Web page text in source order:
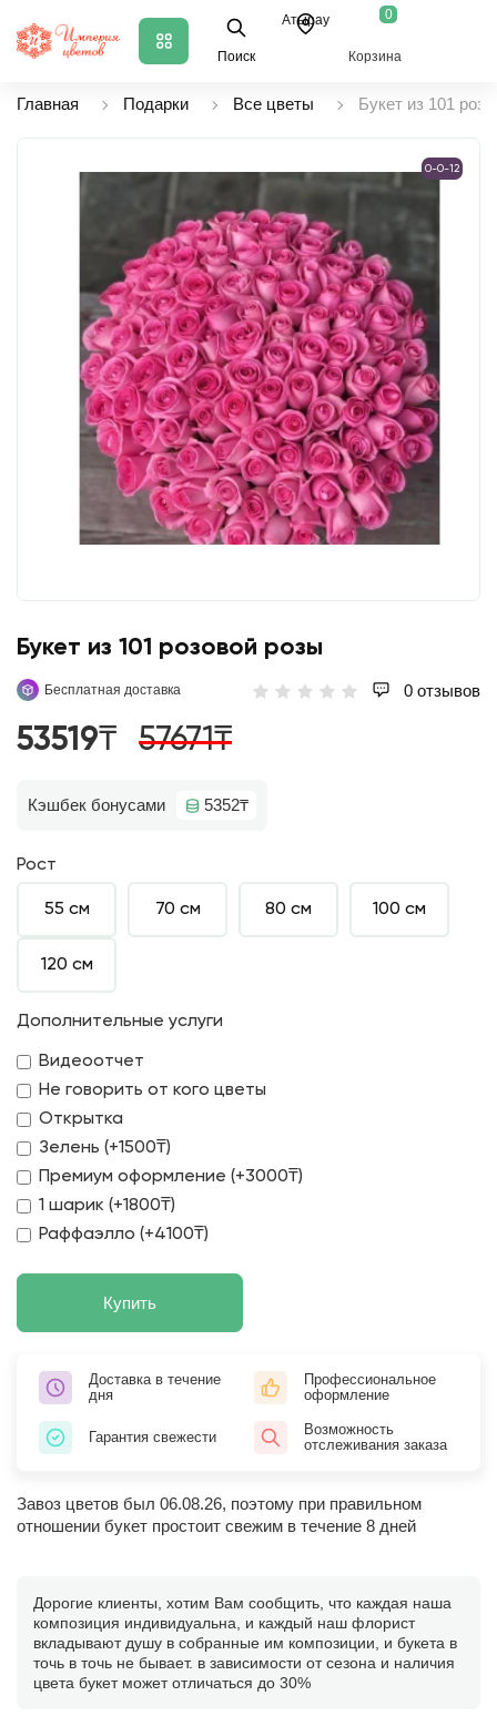
Поиск
Атырау 0
Корзина
Главная Подарки Все цветы Букет из 101
0-0-12
Букет из 101 розовой розы
Бесплатная доставка 0 отзывов
53519₸ 57671₸
Кэшбек бонусами 5352₸
Рост
55 см 70 см 80 см 100 см
120 см
Дополнительные услуги
Видеоотчет
Не говорить от кого цветы
Открытка
Зелень (+1500₸)
Премиум оформление (+3000₸)
1 шарик (+1800₸)
Раффаэлло (+4100₸)
Купить
Доставка в течение
дня
Профессиональное
оформление
Гарантия свежести
Возможность
отслеживания заказа
Завоз цветов был 06.08.26, поэтому при правильном
отношении букет простоит свежим в течение 8 дней
Дорогие клиенты, хотим Вам сообщить, что каждая наша
композиция индивидуальна, и каждый наш флорист
вкладывают душу в собранные им композиции, и букета в
точь в точь не бывает. в зависимости от сезона и наличия
цвета букет может отличаться до 30%